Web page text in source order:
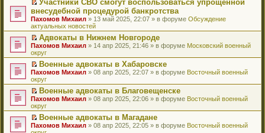
е
н
и
ю
о
б
щ
е
н
и
ю
о
м
у
с
о
о
б
щ
е
н
и
ю
и
т
а
н
н
о
м
у
с
о
о
б
щ
е
н
и
ю
е
п
р
о
ч
и
т
а
н
н
о
м
у
с
о
о
б
щ
р
в
о
м
у
н
е
п
р
о
ч
и
т
а
н
н
о
м
т
и
к
п
е
р
в
о
м
у
н
е
п
р
о
ч
и
т
П
е
р
е
й
т
и
к
п
е
р
в
о
м
у
н
е
п
Участники СВО смогут воспользоваться упрощенной
внесудебной процедурой банкротства
Пахомов Михаил » 13 май 2025, 22:07 » в форуме Обсуждение
актуальных новостей
П
е
р
е
й
т
и
к
п
е
р
в
о
Адвокаты в Нижнем Новгороде
Пахомов Михаил » 14 апр 2025, 21:46 » в форуме Московский военный
округ
П
е
р
е
й
т
и
к
п
Военные адвокаты в Хабаровске
Пахомов Михаил » 08 апр 2025, 22:07 » в форуме Восточный военный
округ
П
е
р
е
й
Военные адвокаты в Благовещенске
Пахомов Михаил » 08 апр 2025, 22:06 » в форуме Восточный военный
округ
П
е
Военные адвокаты в Магадане
Пахомов Михаил » 08 апр 2025, 22:05 » в форуме Восточный военный